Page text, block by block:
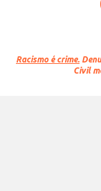
Racismo é crime.
Civil